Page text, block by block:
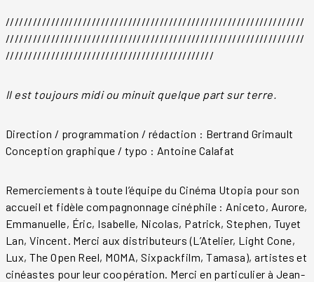
//////////////////////////////////////////////////////////////////
//////////////////////////////////////////////////////////////////
//////////////////////////////////////////////
Il est toujours midi ou minuit quelque part sur terre.
Direction / programmation / rédaction : Bertrand Grimault
Conception graphique / typo : Antoine Calafat
Remerciements à toute l’équipe du Cinéma Utopia pour son
accueil et fidèle compagnonnage cinéphile : Aniceto, Aurore,
Emmanuelle, Éric, Isabelle, Nicolas, Patrick, Stephen, Tuyet
Lan, Vincent. Merci aux distributeurs (L’Atelier, Light Cone,
Lux, The Open Reel, MOMA, Sixpackfilm, Tamasa), artistes et
cinéastes pour leur coopération. Merci en particulier à Jean-